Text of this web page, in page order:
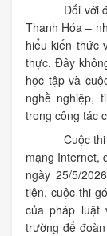
Đối với
Thanh Hóa –
hiểu kiến thức
thực. Đây
học tập và
nghề nghiệp,
trong công tác
Cuộc
mạng Internet,
ngày 25/5/
tiện, cuộc thi
của pháp luật
trường để